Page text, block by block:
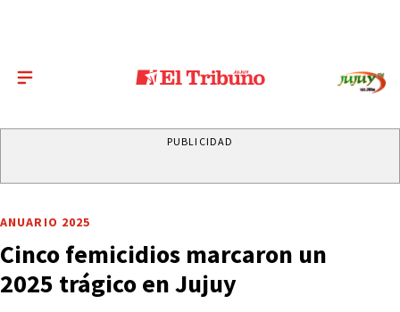
PUBLICIDAD
ANUARIO 2025
Cinco femicidios marcaron un
2025 trágico en Jujuy